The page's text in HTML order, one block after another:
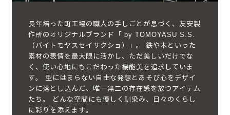
長年培った町工場の職人の手しごとが息づく、友安製
作所のオリジナルブランド「 by TOMOYASU S.S.
（バイトモヤスセイサクショ）」。 鉄や木といった
素材の表情を最大限に活かし、ただ美しいだけでな
く、使い心地にもこだわった機能美を追求していま
す。 型にはまらない自由な発想とあそび心をデザイ
ンに落とし込んだ、唯一無二の存在感を放つアイテム
たち。 どんな空間にも優しく馴染み、日々のくらし
に彩りを添えます。